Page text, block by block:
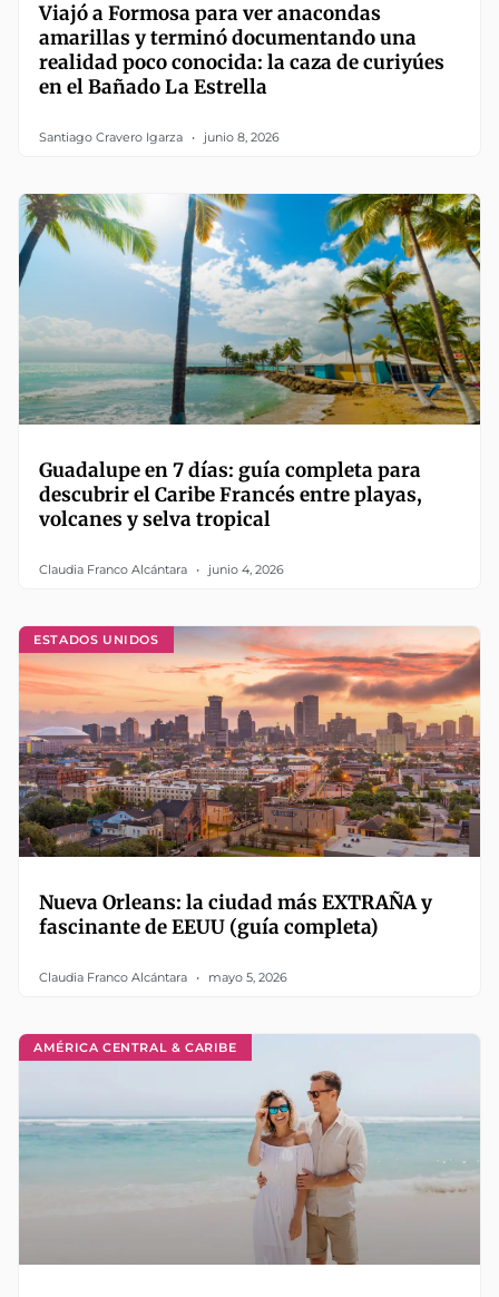
Viajó a Formosa para ver anacondas
amarillas y terminó documentando una
realidad poco conocida: la caza de curiyúes
en el Bañado La Estrella
Santiago Cravero Igarza junio 8, 2026
Guadalupe en 7 días: guía completa para
descubrir el Caribe Francés entre playas,
volcanes y selva tropical
Claudia Franco Alcántara junio 4, 2026
ESTADOS UNIDOS
Nueva Orleans: la ciudad más EXTRAÑA y
fascinante de EEUU (guía completa)
Claudia Franco Alcántara mayo 5, 2026
AMÉRICA CENTRAL & CARIBE